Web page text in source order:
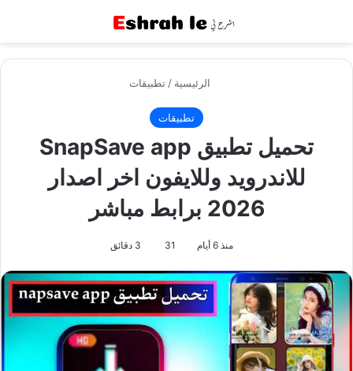
الرئيسية / تطبيقات
تطبيقات
تحميل تطبيق SnapSave app
للاندرويد وللايفون اخر اصدار
2026 برابط مباشر
منذ 6 أيام 31